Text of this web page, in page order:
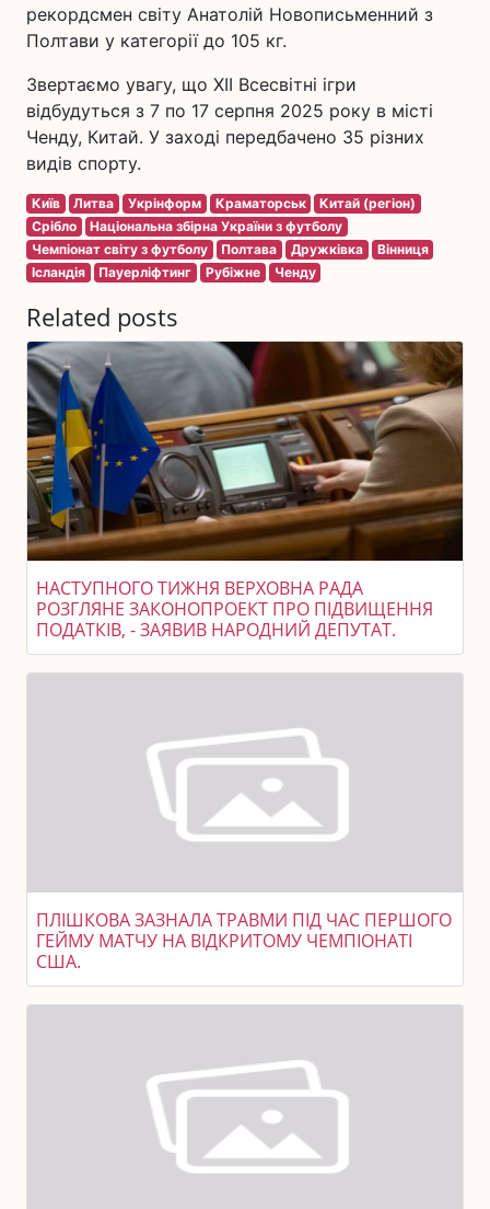
рекордсмен світу Анатолій Новописьменний з
Полтави у категорії до 105 кг.
Звертаємо увагу, що XII Всесвітні ігри
відбудуться з 7 по 17 серпня 2025 року в місті
Ченду, Китай. У заході передбачено 35 різних
видів спорту.
Київ Литва Укрінформ Краматорськ
Китай (регіон)
Срібло
Національна збірна України з футболу
Чемпіонат світу з футболу
Полтава Дружківка
Вінниця
Ісландія
Пауерліфтинг Рубіжне Ченду
Related posts
НАСТУПНОГО ТИЖНЯ ВЕРХОВНА РАДА
РОЗГЛЯНЕ ЗАКОНОПРОЕКТ ПРО ПІДВИЩЕННЯ
ПОДАТКІВ, - ЗАЯВИВ НАРОДНИЙ ДЕПУТАТ.
ПЛІШКОВА ЗАЗНАЛА ТРАВМИ ПІД ЧАС ПЕРШОГО
ГЕЙМУ МАТЧУ НА ВІДКРИТОМУ ЧЕМПІОНАТІ
США.